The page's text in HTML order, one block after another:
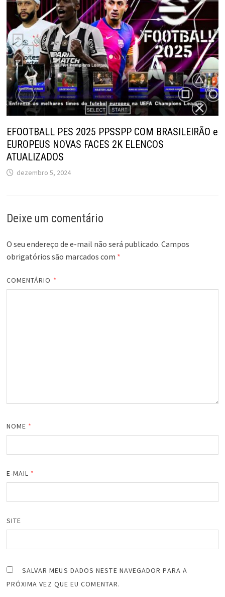
EFOOTBALL PES 2025 PPSSPP COM BRASILEIRÃO e
EUROPEUS NOVAS FACES 2K ELENCOS
ATUALIZADOS
dezembro 5, 2024
Deixe um comentário
O seu endereço de e-mail não será publicado. Campos
obrigatórios são marcados com *
COMENTÁRIO *
NOME *
E-MAIL *
SITE
SALVAR MEUS DADOS NESTE NAVEGADOR PARA A
PRÓXIMA VEZ QUE EU COMENTAR.